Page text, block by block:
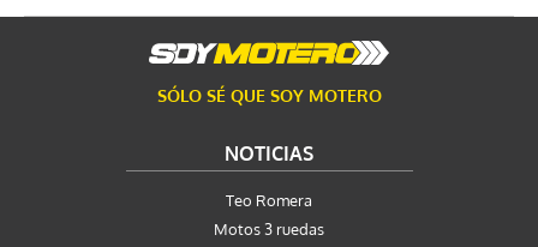
SÓLO SÉ QUE SOY MOTERO
NOTICIAS
Teo Romera
Motos 3 ruedas